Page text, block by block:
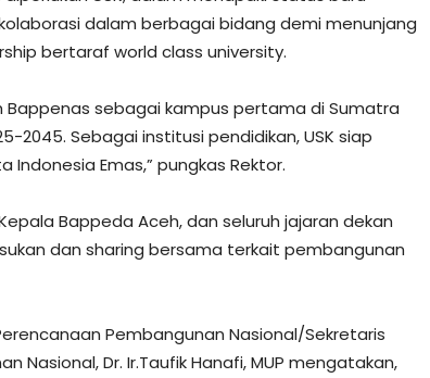
dalam berbagai bidang demi menunjang
bertaraf world class university.
Bappenas sebagai kampus pertama di Sumatra
2045. Sebagai institusi pendidikan, USK siap
Emas,” pungkas Rektor.
Bappeda Aceh, dan seluruh jajaran dekan
dan sharing bersama terkait pembangunan
Pembangunan Nasional/Sekretaris
Nasional, Dr. Ir.Taufik Hanafi, MUP mengatakan,